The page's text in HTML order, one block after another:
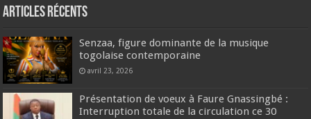
Articles récents
Senzaa, figure dominante de la musique
togolaise contemporaine
avril 23, 2026
Présentation de voeux à Faure Gnassingbé :
Interruption totale de la circulation ce 30